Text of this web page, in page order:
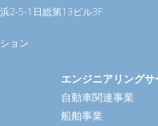
2-5-1日総第13ビル3F
ョン
エンジニアリングサ
自動車関連事業
船舶事業